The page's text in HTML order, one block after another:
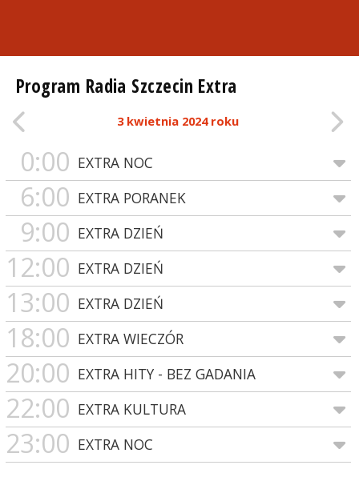
Program Radia Szczecin Extra
3 kwietnia 2024 roku
0:00 EXTRA NOC
6:00 EXTRA PORANEK
9:00 EXTRA DZIEŃ
12:00 EXTRA DZIEŃ
13:00 EXTRA DZIEŃ
18:00 EXTRA WIECZÓR
20:00 EXTRA HITY - BEZ GADANIA
22:00 EXTRA KULTURA
23:00 EXTRA NOC